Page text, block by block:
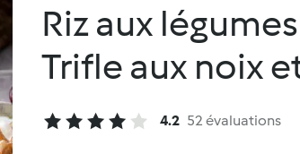
Riz aux
Trifle aux noix
4.2 52 évaluations